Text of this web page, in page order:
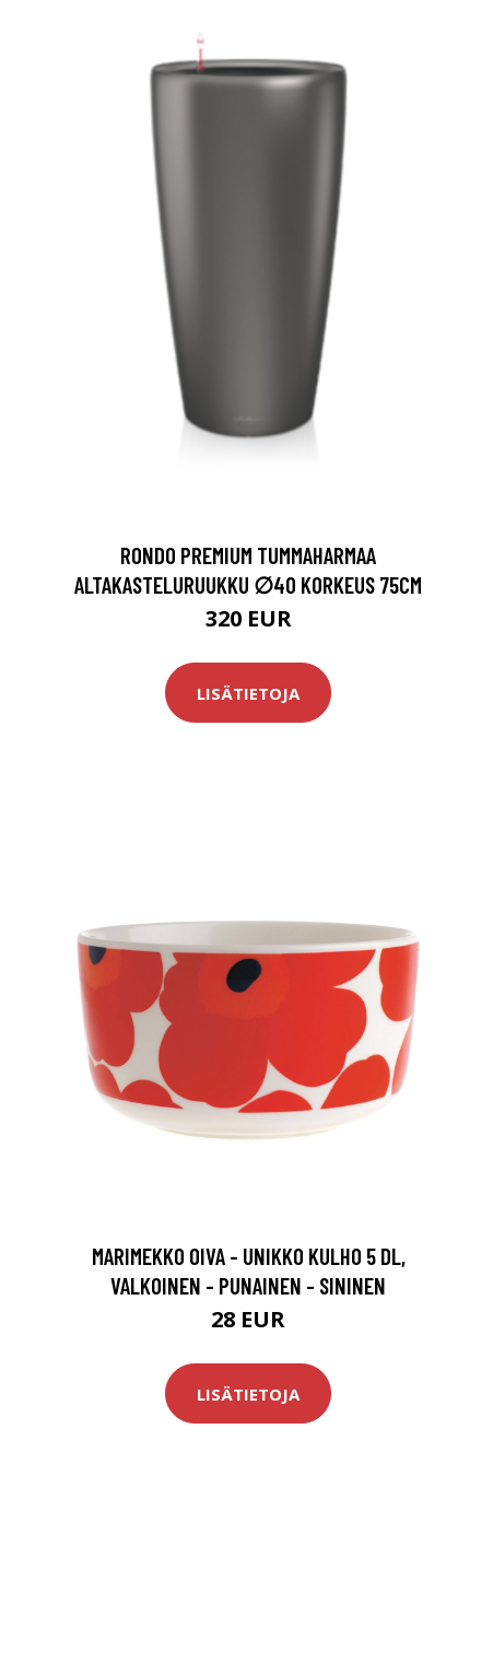
RONDO PREMIUM TUMMAHARMAA
ALTAKASTELURUUKKU ∅40 KORKEUS 75CM
320 EUR
LISÄTIETOJA
MARIMEKKO OIVA - UNIKKO KULHO 5 DL,
VALKOINEN - PUNAINEN - SININEN
28 EUR
LISÄTIETOJA